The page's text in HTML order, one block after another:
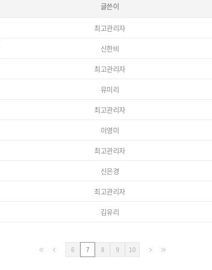
글쓴이
최고관리자
신한비
최고관리자
유미리
최고관리자
이영미
최고관리자
신은경
최고관리자
김유리
6페
7 8페
9페
10